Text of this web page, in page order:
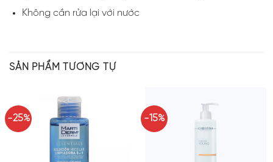
Không cần rửa lại với nước
SẢN PHẨM TƯƠNG TỰ
-25% -15%